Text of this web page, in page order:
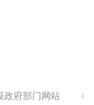
政府部门网站 各